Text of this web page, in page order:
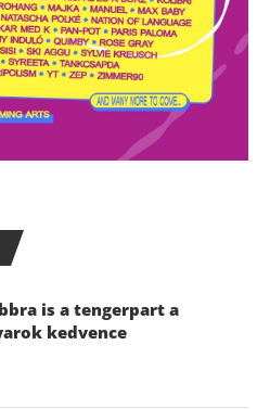
is a tengerpart a
kedvence